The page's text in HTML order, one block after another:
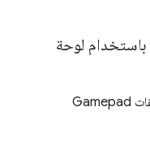
تشغيل لعبة الديناصور في Chrome باستخدام لوحة
تعرَّف على كيفية استخدام واجهة برمجة تطبيقات Gamepad